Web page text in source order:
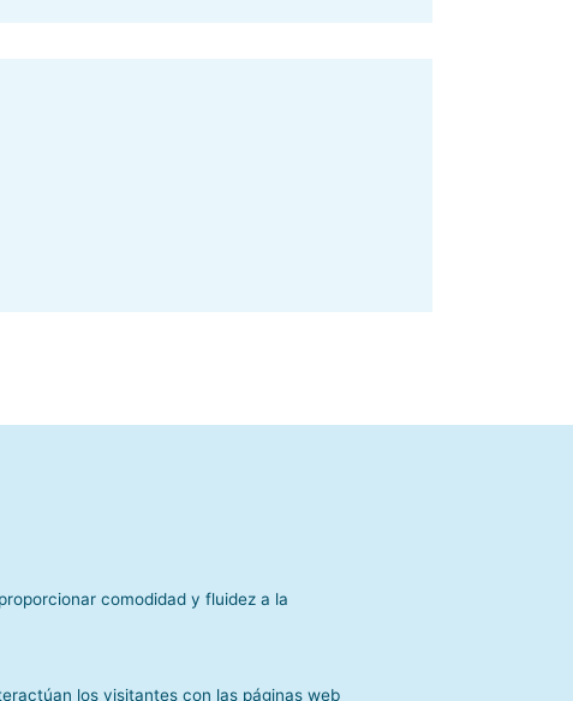
comodidad y fluidez a la
los visitantes con las páginas web